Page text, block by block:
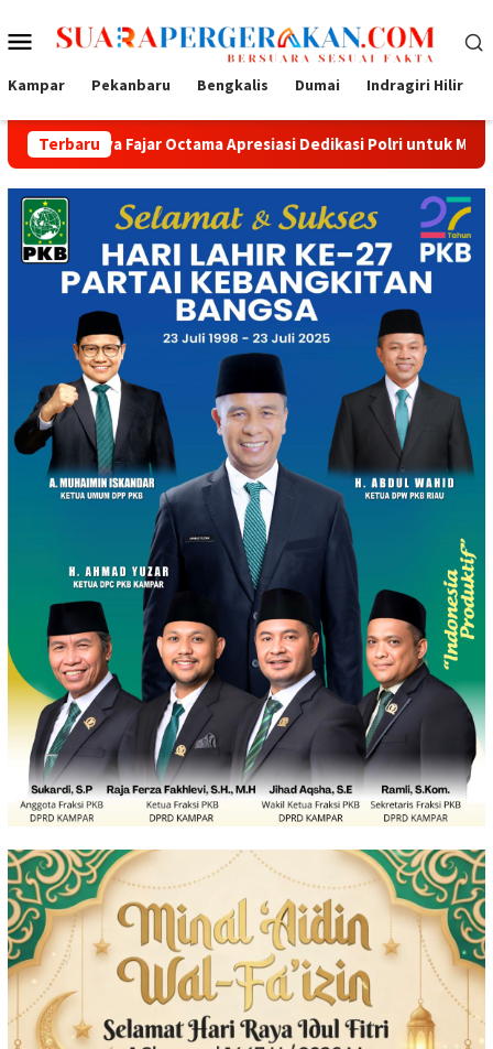
ke
Menu
Mobile
Kampar Pekanbaru Bengkalis Dumai Indragiri Hilir
Terbaru
Octama Apresiasi Dedikasi Polri untuk Masyarakat